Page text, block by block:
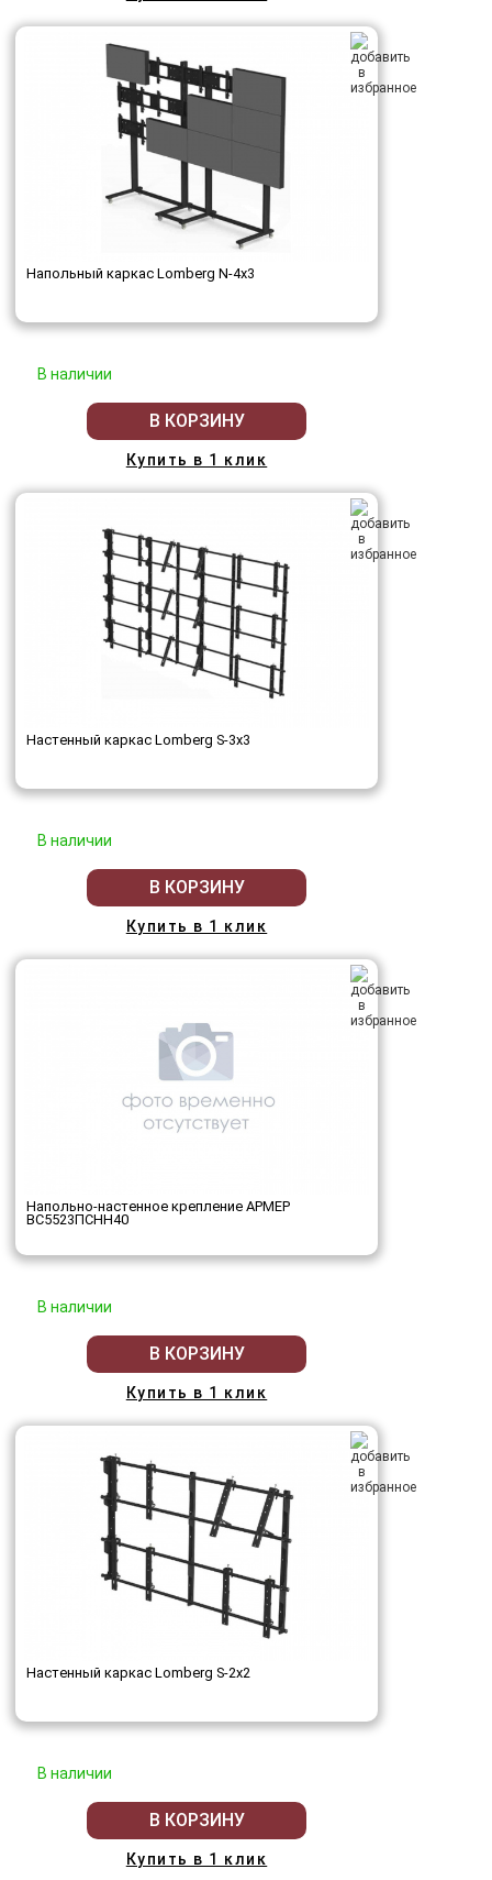
Напольный каркас Lomberg N-4х3
В наличии
В КОРЗИНУ
Купить в 1 клик
Настенный каркас Lomberg S-3х3
В наличии
В КОРЗИНУ
Купить в 1 клик
Напольно-настенное крепление АРМЕР
ВС5523ПСНН40
В наличии
В КОРЗИНУ
Купить в 1 клик
Настенный каркас Lomberg S-2х2
В наличии
В КОРЗИНУ
Купить в 1 клик